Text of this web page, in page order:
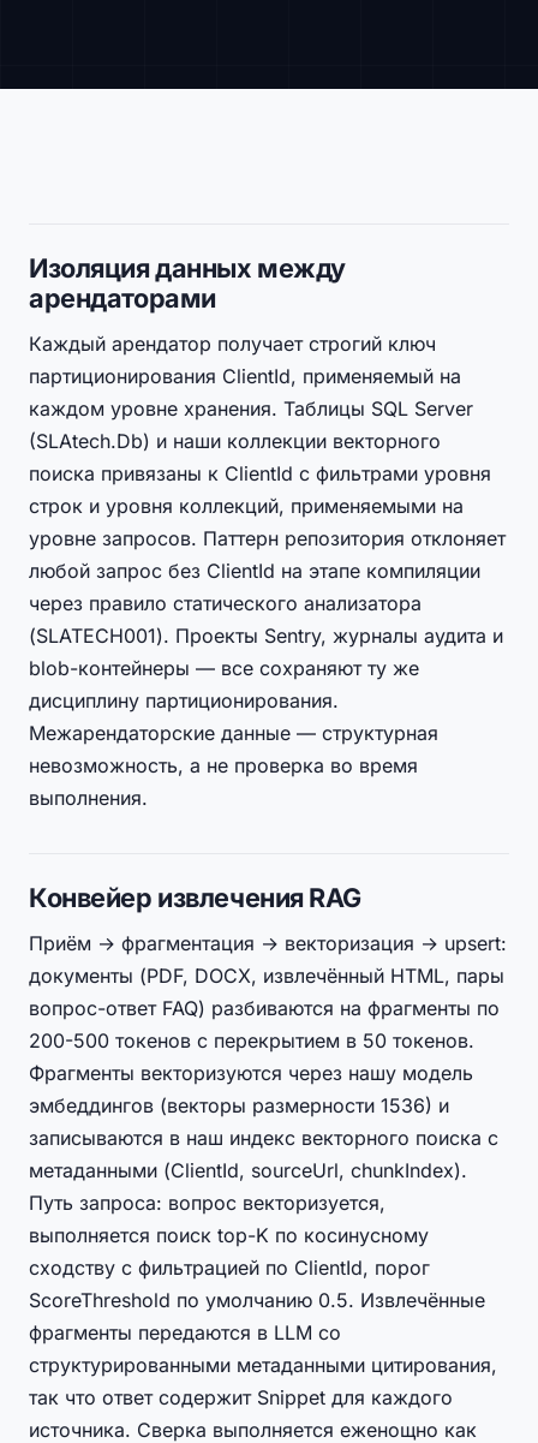
Изоляция данных между
арендаторами
Каждый арендатор получает строгий ключ
партиционирования ClientId, применяемый на
каждом уровне хранения. Таблицы SQL Server
(SLAtech.Db) и наши коллекции векторного
поиска привязаны к ClientId с фильтрами уровня
строк и уровня коллекций, применяемыми на
уровне запросов. Паттерн репозитория отклоняет
любой запрос без ClientId на этапе компиляции
через правило статического анализатора
(SLATECH001). Проекты Sentry, журналы аудита и
blob-контейнеры — все сохраняют ту же
дисциплину партиционирования.
Межарендаторские данные — структурная
невозможность, а не проверка во время
выполнения.
Конвейер извлечения RAG
Приём → фрагментация → векторизация → upsert:
документы (PDF, DOCX, извлечённый HTML, пары
вопрос-ответ FAQ) разбиваются на фрагменты по
200-500 токенов с перекрытием в 50 токенов.
Фрагменты векторизуются через нашу модель
эмбеддингов (векторы размерности 1536) и
записываются в наш индекс векторного поиска с
метаданными (ClientId, sourceUrl, chunkIndex).
Путь запроса: вопрос векторизуется,
выполняется поиск top-K по косинусному
сходству с фильтрацией по ClientId, порог
ScoreThreshold по умолчанию 0.5. Извлечённые
фрагменты передаются в LLM со
структурированными метаданными цитирования,
так что ответ содержит Snippet для каждого
источника. Сверка выполняется еженощно как